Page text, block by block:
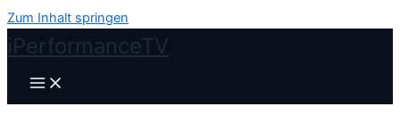
Zum Inhalt springen
iPerformanceTV